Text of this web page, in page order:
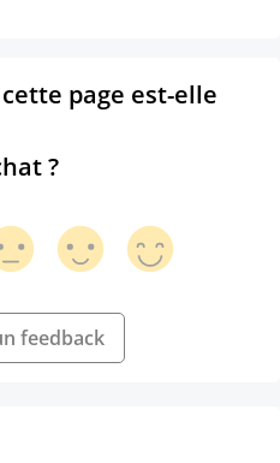
page est-elle
?
feedback